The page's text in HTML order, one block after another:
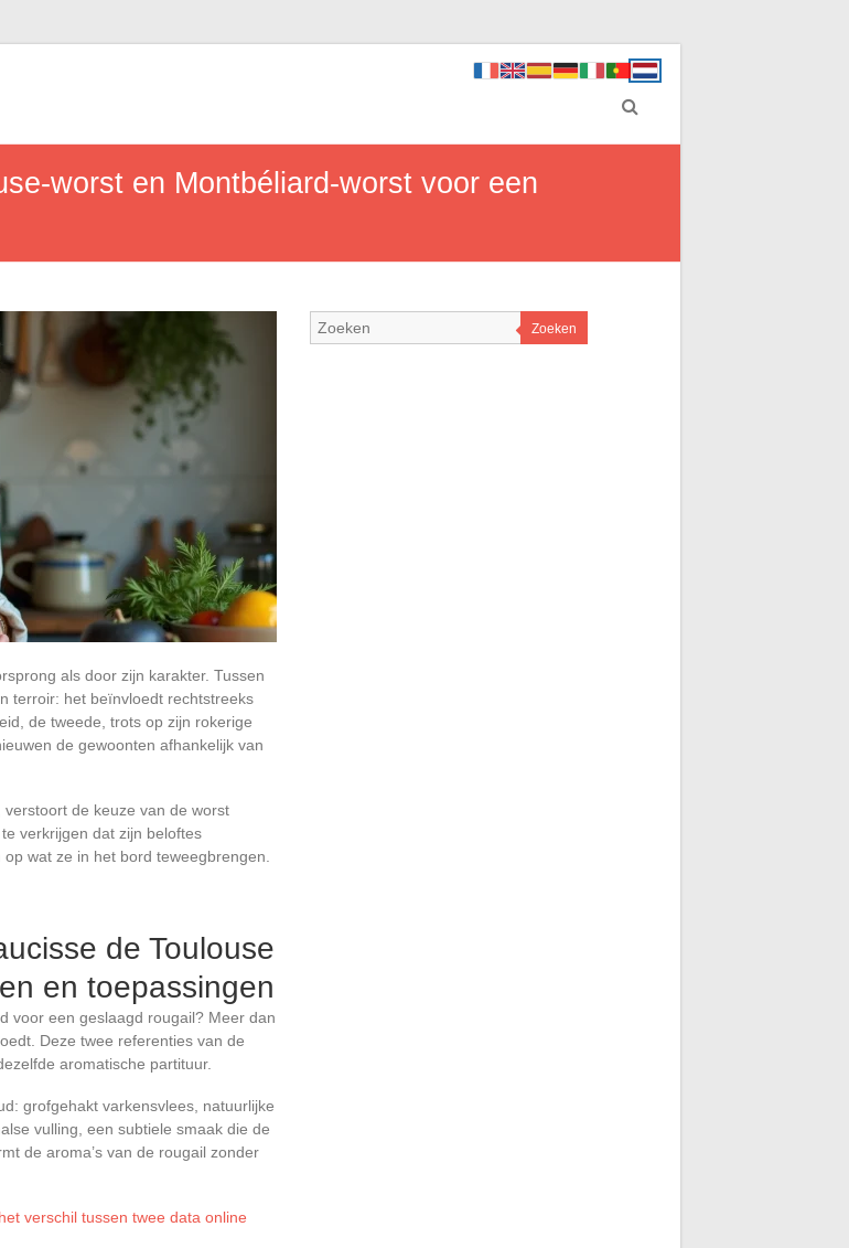
worst en Montbéliard-worst voor een
als door zijn karakter. Tussen
terroir: het beïnvloedt rechtstreeks
de tweede, trots op zijn rokerige
de gewoonten afhankelijk van
de keuze van de worst
verkrijgen dat zijn beloftes
wat ze in het bord teweegbrengen.
de Toulouse
en toepassingen
voor een geslaagd rougail? Meer dan
Deze twee referenties van de
aromatische partituur.
grofgehakt varkensvlees, natuurlijke
vulling, een subtiele smaak die de
de aroma’s van de rougail zonder
verschil tussen twee data online
Zoeken